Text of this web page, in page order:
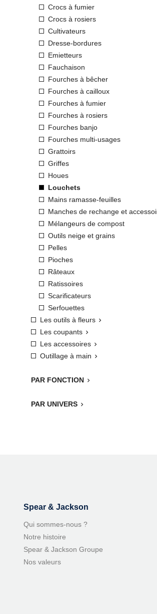
Crocs à fumier
Crocs à rosiers
Cultivateurs
Dresse-bordures
Emietteurs
Fauchaison
Fourches à bêcher
Fourches à cailloux
Fourches à fumier
Fourches à rosiers
Fourches banjo
Fourches multi-usages
Grattoirs
Griffes
Houes
Louchets
Mains ramasse-feuilles
Manches de rechange et
Mélangeurs de compost
Outils neige et grains
Pelles
Pioches
Râteaux
Ratissoires
Scarificateurs
Serfouettes
Les outils à fleurs 
Les coupants 
Les accessoires 
Outillage à main 
PAR FONCTION 
PAR UNIVERS 
Spear & Jackson
Qui sommes-nous ?
Notre histoire
Spear & Jackson Groupe
Nos valeurs